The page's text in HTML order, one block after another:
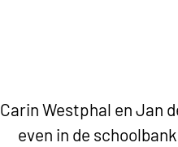
Carin Westphal en Jan
even in de